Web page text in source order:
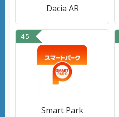
Dacia AR
4.5
Smart Park